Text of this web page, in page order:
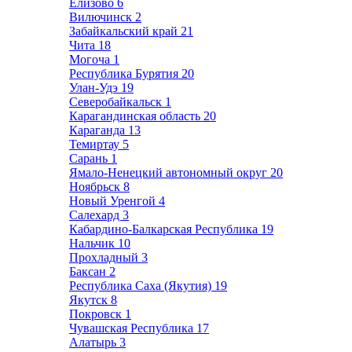
Елизово 6
Вилючинск 2
Забайкальский край 21
Чита 18
Могоча 1
Республика Бурятия 20
Улан-Удэ 19
Северобайкальск 1
Карагандинская область 20
Караганда 13
Темиртау 5
Сарань 1
Ямало-Ненецкий автономный округ 20
Ноябрьск 8
Новый Уренгой 4
Салехард 3
Кабардино-Балкарская Республика 19
Нальчик 10
Прохладный 3
Баксан 2
Республика Саха (Якутия) 19
Якутск 8
Покровск 1
Чувашская Республика 17
Алатырь 3